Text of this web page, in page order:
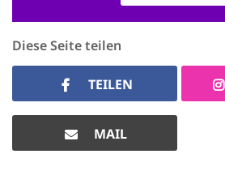
Diese Seite teilen
TEILEN
MAIL